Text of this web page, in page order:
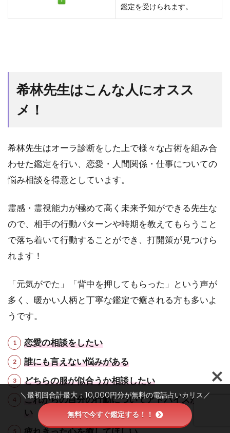
鑑定を受けられます。
希林先生はこんな人にオスス
メ！
希林先生はオーラ診断をした上で様々な占術を組み合
わせた鑑定を行い、恋愛・人間関係・仕事についての
悩み相談を得意としています。
霊感・霊視能力が極めて高く未来予知ができる先生な
ので、相手の行動パターンや時期を教えてもらうこと
で落ち着いて行動することができ、打開策が見つけら
れます！
「元気がでた」「背中を押してもらった」という声が
多く、暖かい人柄と丁寧な鑑定で癒される方も多いよ
うです。
恋愛の相談をしたい
誰にも言えない悩みがある
どちらの服が似合うか相談したい
これからの自分の行動についてアドバイスがほし
い
＼最初回合計最大：10,000円分が無料の電話占いカリス／
無料で今すぐ鑑定する！！